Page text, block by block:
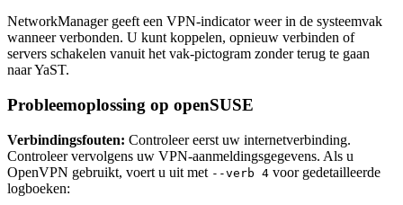
NetworkManager geeft een VPN-indicator weer in de systeemvak
wanneer verbonden. U kunt koppelen, opnieuw verbinden of
servers schakelen vanuit het vak-pictogram zonder terug te gaan
naar YaST.
Probleemoplossing op openSUSE
Verbindingsfouten: Controleer eerst uw internetverbinding.
Controleer vervolgens uw VPN-aanmeldingsgegevens. Als u
OpenVPN gebruikt, voert u uit met --verb 4 voor gedetailleerde
logboeken: